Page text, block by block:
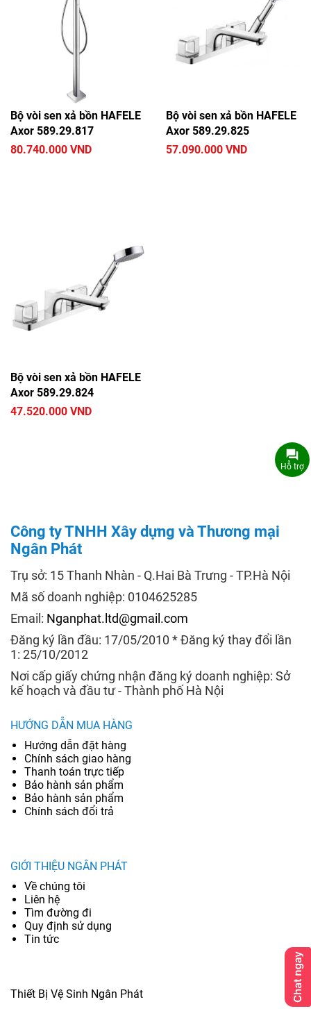
Bộ vòi sen xả bồn HAFELE
Axor 589.29.817
80.740.000 VND
Bộ vòi sen xả bồn HAFELE
Axor 589.29.825
57.090.000 VND
Bộ vòi sen xả bồn HAFELE
Axor 589.29.824
47.520.000 VND
Công ty TNHH Xây dựng và Thương mại
Ngân Phát
Trụ sở: 15 Thanh Nhàn - Q.Hai Bà Trưng - TP.Hà Nội
Mã số doanh nghiệp: 0104625285
Email: Nganphat.ltd@gmail.com
Đăng ký lần đầu: 17/05/2010 * Đăng ký thay đổi lần
1: 25/10/2012
Nơi cấp giấy chứng nhận đăng ký doanh nghiệp: Sở
kế hoạch và đầu tư - Thành phố Hà Nội
HƯỚNG DẪN MUA HÀNG
Hướng dẫn đặt hàng
Chính sách giao hàng
Thanh toán trực tiếp
Bảo hành sản phẩm
Bảo hành sản phẩm
Chính sách đổi trả
GIỚI THIỆU NGÂN PHÁT
Về chúng tôi
Liên hệ
Tìm đường đi
Quy định sử dụng
Tin tức
Thiết Bị Vệ Sinh Ngân Phát
Hỗ trợ